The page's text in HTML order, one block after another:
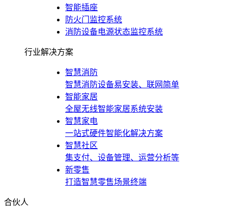
智能插座
防火门监控系统
消防设备电源状态监控系统
行业解决方案
智慧消防
智慧消防设备易安装、联网简单
智能家居
全屋无线智能家居系统安装
智慧家电
一站式硬件智能化解决方案
智慧社区
集支付、设备管理、运营分析等
新零售
打造智慧零售场景终端
合伙人